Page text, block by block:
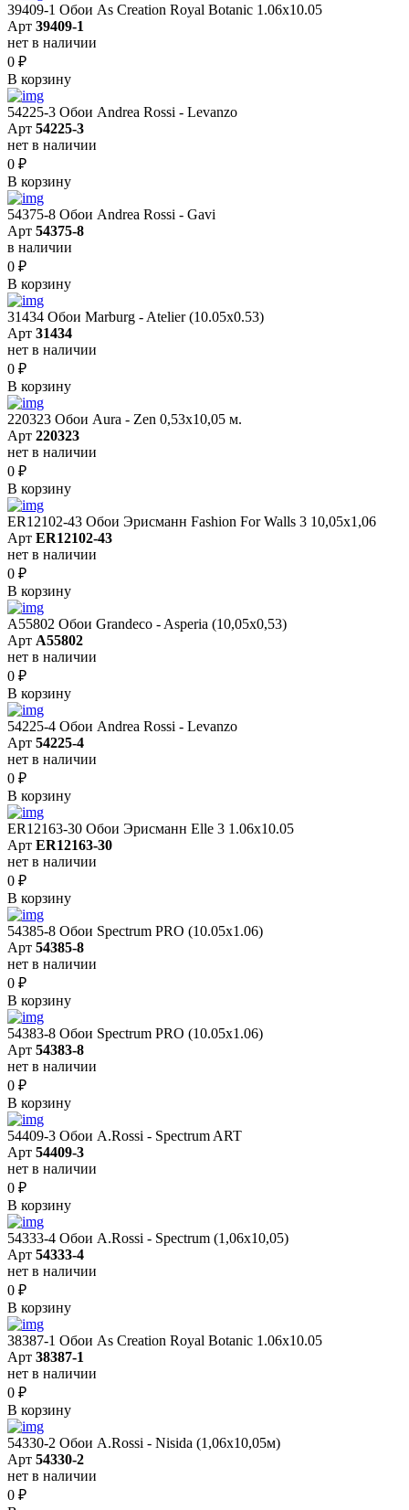
39409-1 Обои As Creation Royal Botanic 1.06x10.05
Арт 39409-1
нет в наличии
0 ₽
В корзину
54225-3 Обои Andrea Rossi - Levanzo
Арт 54225-3
нет в наличии
0 ₽
В корзину
54375-8 Обои Andrea Rossi - Gavi
Арт 54375-8
в наличии
0 ₽
В корзину
31434 Обои Marburg - Atelier (10.05х0.53)
Арт 31434
нет в наличии
0 ₽
В корзину
220323 Обои Aura - Zen 0,53х10,05 м.
Арт 220323
нет в наличии
0 ₽
В корзину
ER12102-43 Обои Эрисманн Fashion For Walls 3 10,05x1,06
Арт ER12102-43
нет в наличии
0 ₽
В корзину
A55802 Обои Grandeco - Asperia (10,05х0,53)
Арт A55802
нет в наличии
0 ₽
В корзину
54225-4 Обои Andrea Rossi - Levanzo
Арт 54225-4
нет в наличии
0 ₽
В корзину
ER12163-30 Обои Эрисманн Elle 3 1.06x10.05
Арт ER12163-30
нет в наличии
0 ₽
В корзину
54385-8 Обои Spectrum PRO (10.05х1.06)
Арт 54385-8
нет в наличии
0 ₽
В корзину
54383-8 Обои Spectrum PRO (10.05х1.06)
Арт 54383-8
нет в наличии
0 ₽
В корзину
54409-3 Обои A.Rossi - Spectrum ART
Арт 54409-3
нет в наличии
0 ₽
В корзину
54333-4 Обои A.Rossi - Spectrum (1,06x10,05)
Арт 54333-4
нет в наличии
0 ₽
В корзину
38387-1 Обои As Creation Royal Botanic 1.06x10.05
Арт 38387-1
нет в наличии
0 ₽
В корзину
54330-2 Обои A.Rossi - Nisida (1,06x10,05м)
Арт 54330-2
нет в наличии
0 ₽